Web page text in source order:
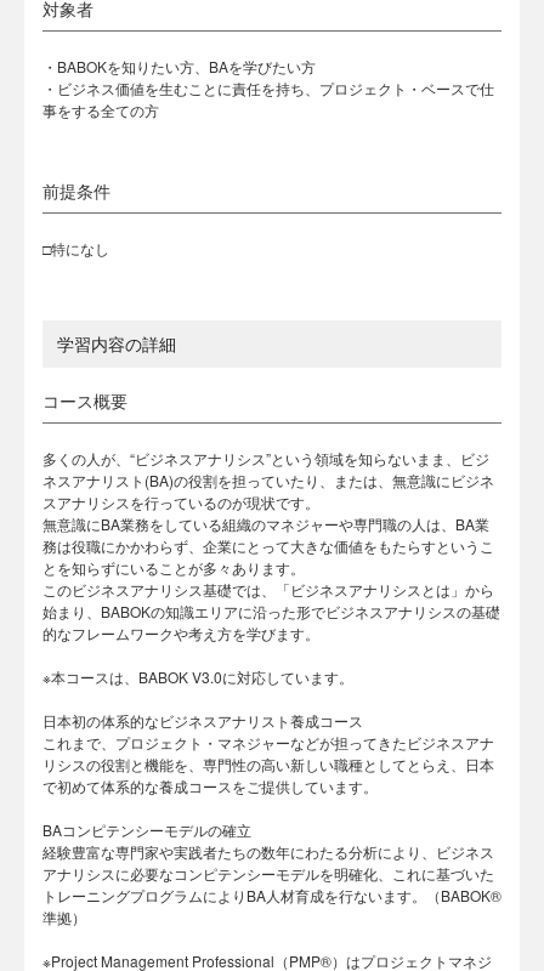
対象者
・BABOKを知りたい方、BAを学びたい方
・ビジネス価値を生むことに責任を持ち、プロジェクト・ベースで仕
事をする全ての方
前提条件
□特になし
学習内容の詳細
コース概要
多くの人が、“ビジネスアナリシス”という領域を知らないまま、ビジ
ネスアナリスト(BA)の役割を担っていたり、または、無意識にビジネ
スアナリシスを行っているのが現状です。
無意識にBA業務をしている組織のマネジャーや専門職の人は、BA業
務は役職にかかわらず、企業にとって大きな価値をもたらすというこ
とを知らずにいることが多々あります。
このビジネスアナリシス基礎では、「ビジネスアナリシスとは」から
始まり、BABOKの知識エリアに沿った形でビジネスアナリシスの基礎
的なフレームワークや考え方を学びます。
※本コースは、BABOK V3.0に対応しています。
日本初の体系的なビジネスアナリスト養成コース
これまで、プロジェクト・マネジャーなどが担ってきたビジネスアナ
リシスの役割と機能を、専門性の高い新しい職種としてとらえ、日本
で初めて体系的な養成コースをご提供しています。
BAコンピテンシーモデルの確立
経験豊富な専門家や実践者たちの数年にわたる分析により、ビジネス
アナリシスに必要なコンピテンシーモデルを明確化、これに基づいた
トレーニングプログラムによりBA人材育成を行ないます。（BABOK®
準拠）
※Project Management Professional（PMP®）はプロジェクトマネジ